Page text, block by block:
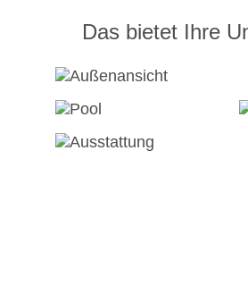
Das bietet Ihre